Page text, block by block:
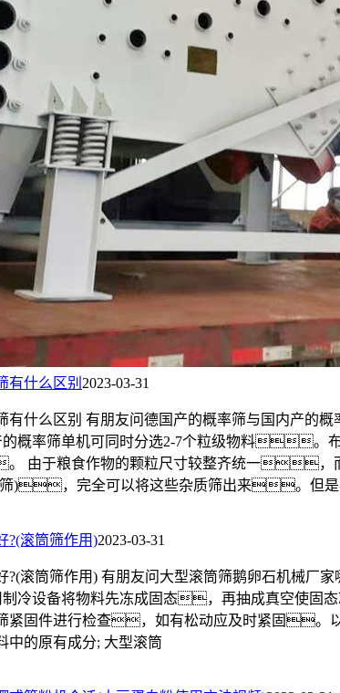
有什么区别 2023-03-31
有什么区别 有朋友问德国产的概率筛与国内产
的概率筛单机可同时分选2-7个粒级物料
由于粮食作物的颗粒尺寸较整齐统一
)，完全可以将这些杂质筛出来。但是
?(滚筒筛作用)2023-03-31
?(滚筒筛作用) 有朋友问大型滚筒筛鹅卵石机械
制冷设备将物料先冻成固态，再抽成真空使
固件进行检查，如有松动应及时紧固。以
的原有成分; 大型滚筒